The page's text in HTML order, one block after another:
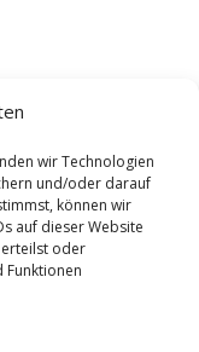
wir Technologien
und/oder darauf
können wir
auf dieser Website
oder
Funktionen